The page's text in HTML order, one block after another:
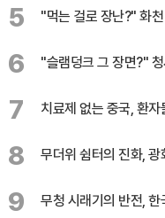
5 "먹는 걸로 장난?" 화
전
6 "슬램덩크 그 장면?"
혹
7 치료제 없는 중국, 환자
8 무더위 쉼터의 진화, 광
까지 연장
9 무청 시래기의 반전,